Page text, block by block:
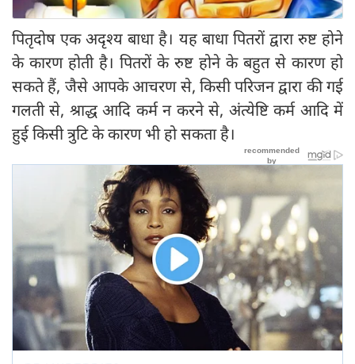
पितृदोष एक अदृश्य बाधा है। यह बाधा पितरों द्वारा रुष्ट होने
के कारण होती है। पितरों के रुष्ट होने के बहुत से कारण हो
सकते हैं, जैसे आपके आचरण से, किसी परिजन द्वारा की गई
गलती से, श्राद्ध आदि कर्म न करने से, अंत्येष्टि कर्म आदि में
हुई किसी त्रुटि के कारण भी हो सकता है।